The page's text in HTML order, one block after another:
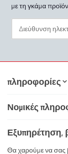
με τη γκάμα
πληροφορίες
Νομικές
Εξυπηρέτηση,
Θα χαρούμε να σας